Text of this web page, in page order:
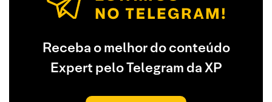
Receba o melhor do conteúdo
Expert pelo Telegram da XP